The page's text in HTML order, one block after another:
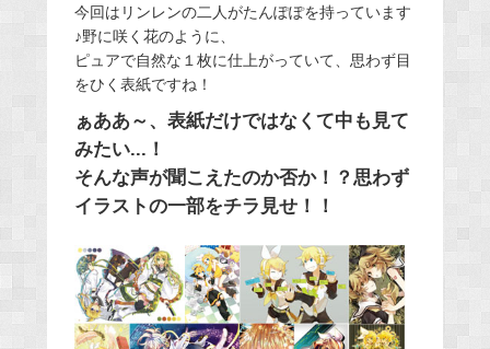
今回はリンレンの二人がたんぽぽを持っています
♪野に咲く花のように、
ピュアで自然な１枚に仕上がっていて、思わず目
をひく表紙ですね！
ぁああ～、表紙だけではなくて中も見て
みたい...！
そんな声が聞こえたのか否か！？思わず
イラストの一部をチラ見せ！！